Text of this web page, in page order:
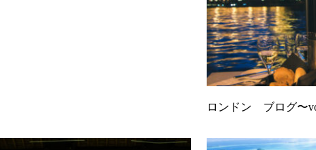
ロンドン ブログ〜